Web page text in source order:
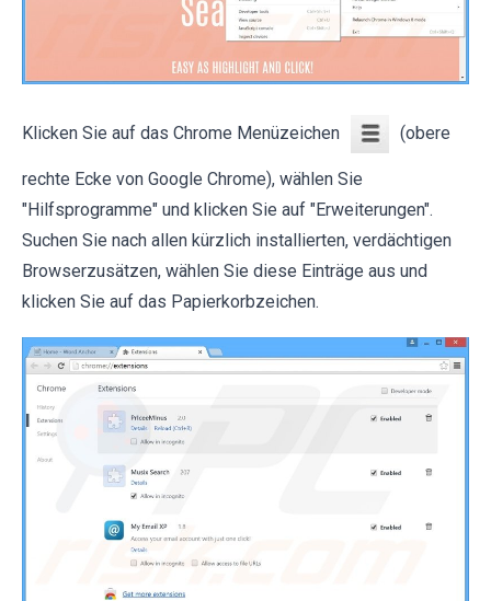
Klicken Sie auf das Chrome Menüzeichen (obere
rechte Ecke von Google Chrome), wählen Sie
"Hilfsprogramme" und klicken Sie auf "Erweiterungen".
Suchen Sie nach allen kürzlich installierten, verdächtigen
Browserzusätzen, wählen Sie diese Einträge aus und
klicken Sie auf das Papierkorbzeichen.